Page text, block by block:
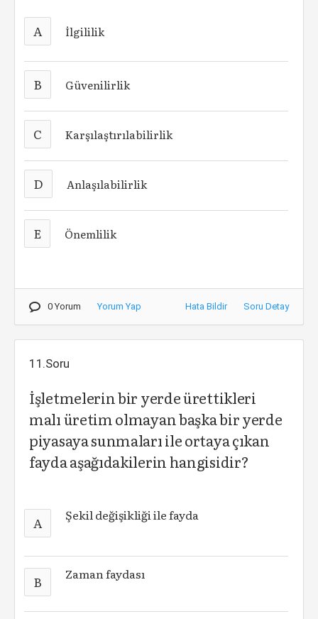
A İlgililik
B Güvenilirlik
C Karşılaştırılabilirlik
D Anlaşılabilirlik
E Önemlilik
0 Yorum Yorum Yap Hata Bildir Soru Detay
11.Soru
İşletmelerin bir yerde ürettikleri
malı üretim olmayan başka bir yerde
piyasaya sunmaları ile ortaya çıkan
fayda aşağıdakilerin hangisidir?
A Şekil değişikliği ile fayda
B Zaman faydası